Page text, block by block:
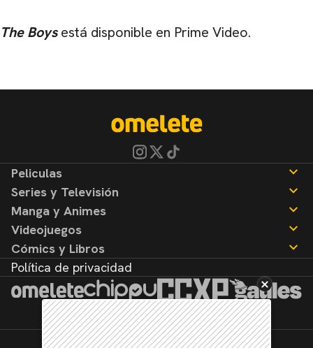
The Boysestá disponible en Prime Video.
Peliculas
Noticias
Reseñas
Series y Televisión
Noticias
Reseñas
Manga y Animes
Noticias
Reseñas
Videojuegos
Noticias
Reseñas
Cómics y Libros
Noticias
Reseñas
Política de privacidad